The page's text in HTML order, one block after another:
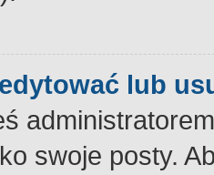
lub
swoje posty.